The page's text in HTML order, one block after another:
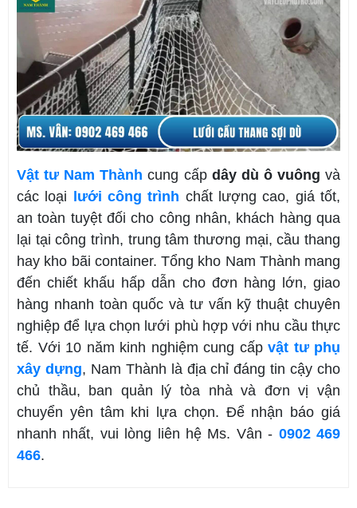
Vật tư Nam Thành cung cấp dây dù ô vuông và
các loại lưới công trình chất lượng cao, giá tốt,
an toàn tuyệt đối cho công nhân, khách hàng qua
lại tại công trình, trung tâm thương mại, cầu thang
hay kho bãi container. Tổng kho Nam Thành mang
đến chiết khấu hấp dẫn cho đơn hàng lớn, giao
hàng nhanh toàn quốc và tư vấn kỹ thuật chuyên
nghiệp để lựa chọn lưới phù hợp với nhu cầu thực
tế. Với 10 năm kinh nghiệm cung cấp vật tư phụ
xây dựng, Nam Thành là địa chỉ đáng tin cậy cho
chủ thầu, ban quản lý tòa nhà và đơn vị vận
chuyển yên tâm khi lựa chọn. Để nhận báo giá
nhanh nhất, vui lòng liên hệ Ms. Vân - 0902 469
466.